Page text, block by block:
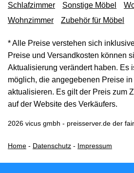
Schlafzimmer
Sonstige Möbel
Wohnzimmer
Zubehör für Möbel
* Alle Preise verstehen sich
Preise und Versandkosten können
Aktualisierung verändert haben. Es
möglich, die angegebenen Preise
aktualisieren. Es gilt der Preis zum
auf der Website des Verkäufers.
2026 vicus gmbh - preisserver.de der
Home - Datenschutz - Impressum